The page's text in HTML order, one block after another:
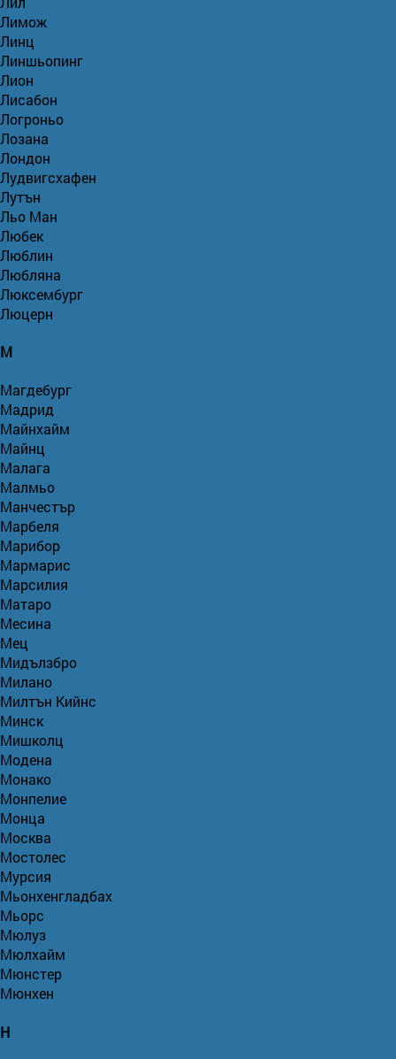
Лимож
Линц
Линшьопинг
Лион
Лисабон
Логроньо
Лозана
Лондон
Лудвигсхафен
Лутън
Льо Ман
Любек
Люблин
Любляна
Люксембург
Люцерн
М
Магдебург
Мадрид
Майнхайм
Майнц
Малага
Малмьо
Манчестър
Марбеля
Марибор
Мармарис
Марсилия
Матаро
Месина
Мец
Мидълзбро
Милано
Милтън Кийнс
Минск
Мишколц
Модена
Монако
Монпелие
Монца
Москва
Мостолес
Мурсия
Мьонхенгладбах
Мьорс
Мюлуз
Мюлхайм
Мюнстер
Мюнхен
Н